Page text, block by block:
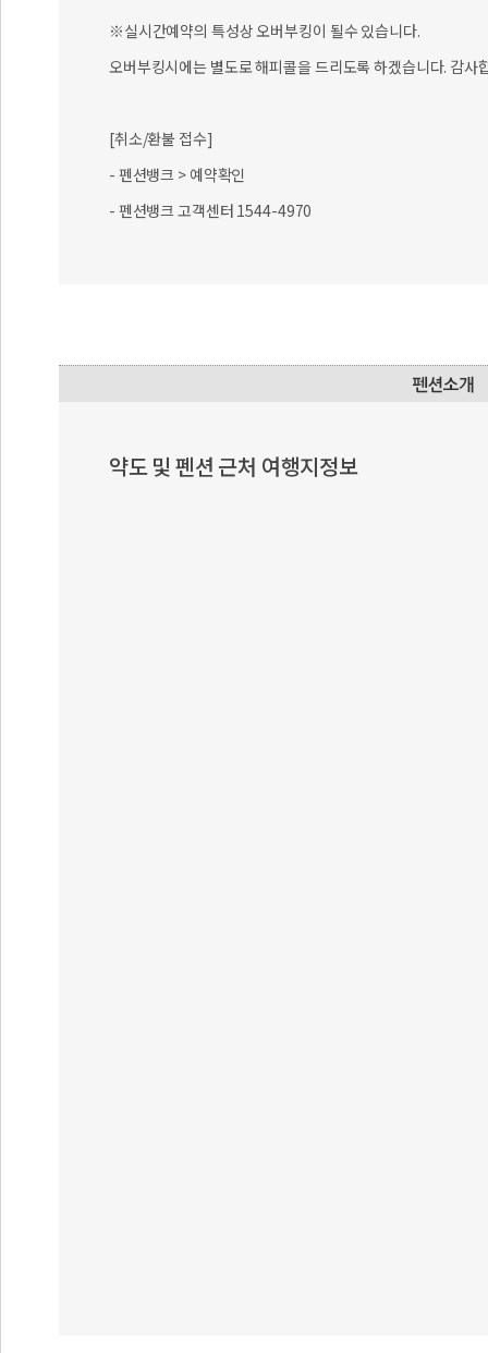
※실시간예약의 특성상 오버부킹이 될수 있습니다.
오버부킹시에는 별도로 해피콜을 드리도록 하겠습니다. 감사
[취소/환불 접수]
- 펜션뱅크 > 예약확인
- 펜션뱅크 고객센터 1544-4970
약도 및 펜션 근처 여행지정보